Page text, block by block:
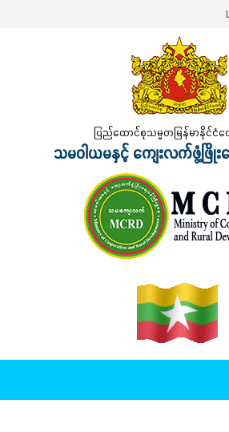
ပြည်ထောင်စုသမ္မတမြန်မာနိုင်ငံ
သမဝါယမနှင့် ကျေးလက်ဖွံ့ဖြိုးရ